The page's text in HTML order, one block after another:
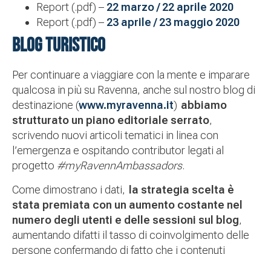
Report (.pdf) – 22 marzo / 22 aprile 2020
Report (.pdf) – 23 aprile / 23 maggio 2020
BLOG TURISTICO
Per continuare a viaggiare con la mente e imparare
qualcosa in più su Ravenna, anche sul nostro blog di
destinazione (www.myravenna.it) abbiamo
strutturato un piano editoriale serrato,
scrivendo nuovi articoli tematici in linea con
l’emergenza e ospitando contributor legati al
progetto #myRavennAmbassadors.
Come dimostrano i dati, la strategia scelta è
stata premiata con un aumento costante nel
numero degli utenti e delle sessioni sul blog,
aumentando difatti il tasso di coinvolgimento delle
persone confermando di fatto che i contenuti